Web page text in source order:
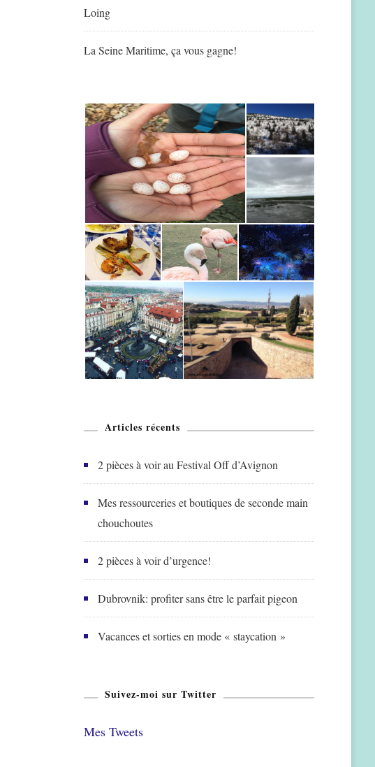
Loing
La Seine Maritime, ça vous gagne!
Articles récents
2 pièces à voir au Festival Off d’Avignon
Mes ressourceries et boutiques de seconde main
chouchoutes
2 pièces à voir d’urgence!
Dubrovnik: profiter sans être le parfait pigeon
Vacances et sorties en mode « staycation »
Suivez-moi sur Twitter
Mes Tweets